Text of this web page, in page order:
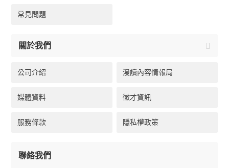
常見問題
關於我們
公司介紹 漫讀內容情報局
媒體資料 徵才資訊
服務條款 隱私權政策
聯絡我們